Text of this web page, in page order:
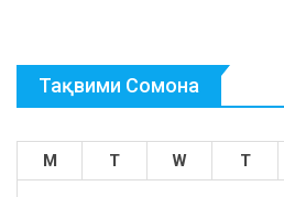
Тақвими Сомона
M T W T